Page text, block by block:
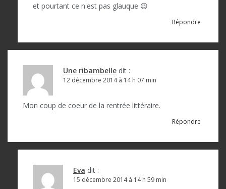
et pourtant ce n'est pas glauque 😉
Répondre
Une ribambelle dit :
12 décembre 2014 à 14 h 07 min
Mon coup de coeur de la rentrée littéraire.
Répondre
Eva dit :
15 décembre 2014 à 14 h 59 min